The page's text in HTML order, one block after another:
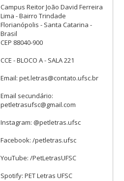
Campus Reitor João David Ferreira
Lima - Bairro Trindade
Florianópolis - Santa Catarina -
Brasil
CEP 88040-900
CCE - BLOCO A - SALA 221
Email: pet.letras@contato.ufsc.br
Email secundário:
petletrasufsc@gmail.com
Instagram: @petletras.ufsc
Facebook: /petletras.ufsc
YouTube: /PetLetrasUFSC
Spotify: PET Letras UFSC